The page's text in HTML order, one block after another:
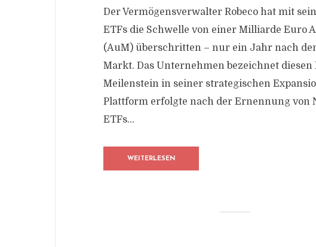
Der Vermögensverwalter Robeco hat mit
ETFs die Schwelle von einer Milliarde Euro
(AuM) überschritten – nur ein Jahr nach
Markt. Das Unternehmen bezeichnet
Meilenstein in seiner strategischen
Plattform erfolgte nach der Ernennung von
ETFs...
WEITERLESEN